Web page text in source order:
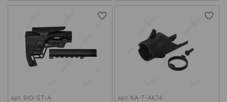
арт. BIO-ST-A арт. КА-Т-АК74